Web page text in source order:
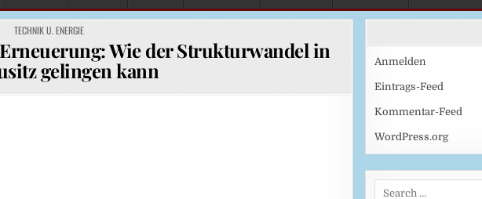
POSTED
IN
TECHNIK U. ENERGIE
Wie der Strukturwandel in
gelingen kann
Anmelden
Eintrags-Feed
Kommentar-Feed
WordPress.org